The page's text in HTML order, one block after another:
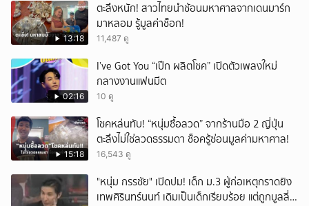
13:18
ตะลึงหนัก! สาวไทยนำช้อนมหาศาลจากเดนมาร์ก
มาหลอม รู้มูลค่าช็อก!
11,487 ดู
02:16
I’ve Got You “เป๊ก ผลิตโชค” เปิดตัวเพลงใหม่
กลางงานแฟนมีต
10 ดู
15:18
โชคหล่นทับ! “หนุ่มซื้อลวด” จากร้านมือ 2 ญี่ปุ่น
ตะลึงไม่ใช่ลวดธรรมดา ช็อครู้ซ่อนมูลค่ามหาศาล!
16,543 ดู
"หนุ่ม กรรชัย" เปิดปม! เด็ก ม.3 ผู้ก่อเหตุกราดยิง
เทพศิรินทร์นนท์ เดิมเป็นเด็กเรียบร้อย แต่ถูกบูลลี่